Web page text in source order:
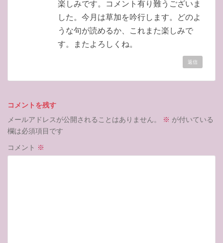
楽しみです。コメント有り難うございま
した。今月は草加を吟行します。どのよ
うな句が読めるか、これまた楽しみで
す。またよろしくね。
返信
コメントを残す
メールアドレスが公開されることはありません。
※ が付いている
欄は必須項目です
コメント ※